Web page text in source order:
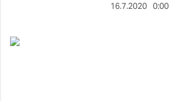
berlin
16.7.2020